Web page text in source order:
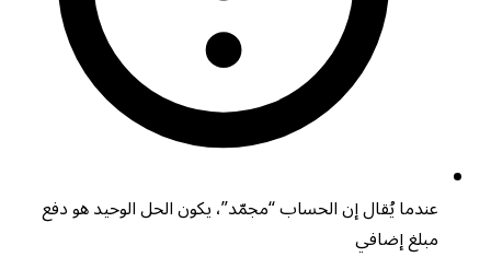
عندما يُقال إن الحساب “مجمّد”، يكون الحل الوحيد هو دفع
مبلغ إضافي